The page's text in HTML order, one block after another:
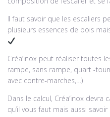
Il faut savoir que les escaliers
plusieurs essences de bois
Créa’inox peut réaliser toutes
rampe, sans rampe, quart -
avec contre-marches,…)
Dans le calcul, Créa’inox
qu’il vous faut mais aussi